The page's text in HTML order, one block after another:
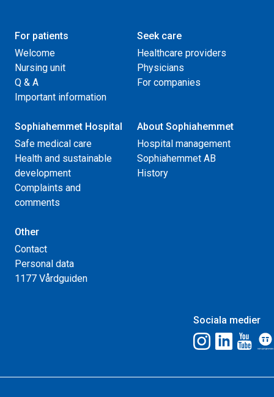
For patients
Welcome
Nursing unit
Q & A
Important information
Seek care
Healthcare providers
Physicians
For companies
Sophiahemmet Hospital
Safe medical care
Health and sustainable
development
Complaints and
comments
About Sophiahemmet
Hospital management
Sophiahemmet AB
History
Other
Contact
Personal data
1177 Vårdguiden
Sociala medier